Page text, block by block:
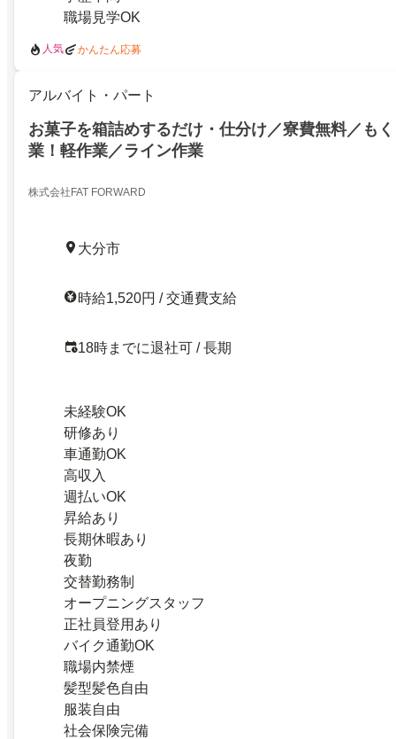
職場見学OK
人気 かんたん応募
アルバイト・パート
お菓子を箱詰めするだけ・仕分け／寮費無料／も
業！軽作業／ライン作業
株式会社FAT FORWARD
大分市
時給1,520円 / 交通費支給
18時までに退社可 / 長期
未経験OK
研修あり
車通勤OK
高収入
週払いOK
昇給あり
長期休暇あり
夜勤
交替勤務制
オープニングスタッフ
正社員登用あり
バイク通勤OK
職場内禁煙
髪型髪色自由
服装自由
社会保険完備